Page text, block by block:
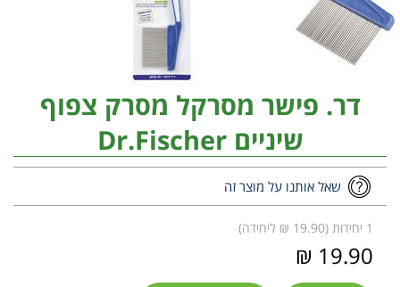
דר. פישר מסרקל מסרק צפוף
שיניים Dr.Fischer
שאל אותנו על מוצר זה
1 יחידות (19.90 ₪ ליחידה)
19.90 ₪